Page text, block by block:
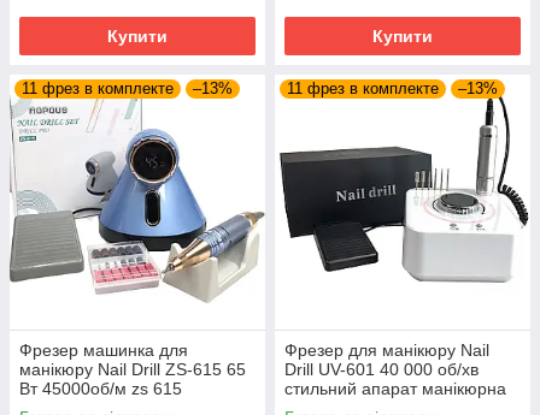
Купити Купити
11 фрез в комплекте –13%
Фрезер машинка для
манікюру Nail Drill ZS-615 65
Вт 45000об/м zs 615
манікюрний фрейзер SH
11 фрез в комплекте –13%
Фрезер для манікюру Nail
Drill UV-601 40 000 об/хв
стильний апарат манікюрна
машинка для нігтів